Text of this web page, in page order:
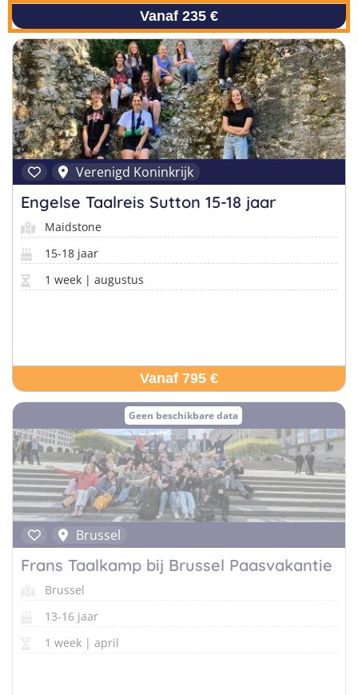
Vanaf 235 €
Verenigd Koninkrijk
Engelse Taalreis Sutton 15-18 jaar
Maidstone
15-18 jaar
1 week | augustus
Vanaf 795 €
Geen beschikbare data
Brussel
Frans Taalkamp bij Brussel Paasvakantie
Brussel
13-16 jaar
1 week | april